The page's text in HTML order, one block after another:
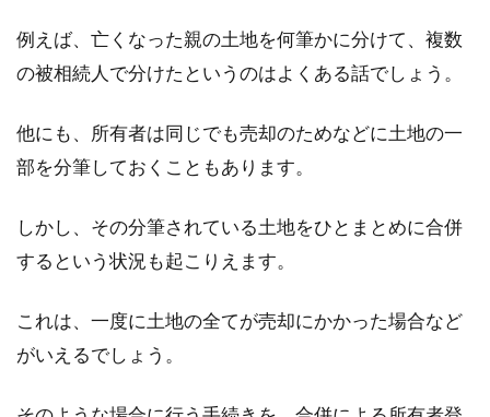
む快適なお部...
所有権移転登記に必須といえる住民
票！期限の定めはあるの？
土地や建物といった不動産を取得すると、登記
す。登記...
者代理人の制度も紹介
例えば、亡くなった親の土地を何筆かに分けて、複数
の被相続人で分けたというのはよくある話でしょう。
他にも、所有者は同じでも売却のためなどに土地の一
部を分筆しておくこともあります。
しかし、その分筆されている土地をひとまとめに合併
するという状況も起こりえます。
これは、一度に土地の全てが売却にかかった場合など
がいえるでしょう。